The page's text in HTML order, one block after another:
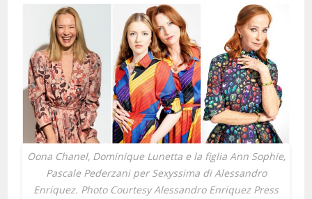
Oona Chanel, Dominique Lunetta e la figlia Ann Sophie,
Pascale Pederzani per Sexyssima di Alessandro
Enriquez. Photo Courtesy Alessandro Enriquez Press